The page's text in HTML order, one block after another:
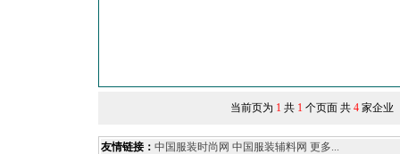
当前页为 1 共 1 个页面 共 4 家企业
友情链接： 中国服装时尚网 中国服装辅料网 更多...